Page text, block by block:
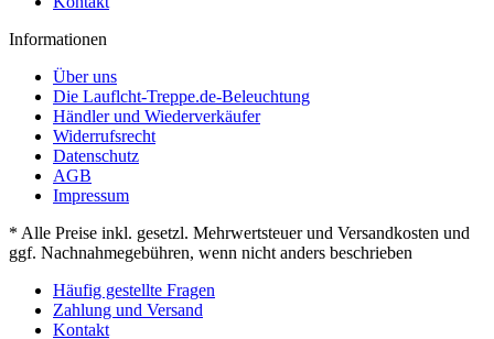
Informationen
Über uns
Die Lauflcht-Treppe.de-Beleuchtung
Händler und Wiederverkäufer
Widerrufsrecht
Datenschutz
AGB
Impressum
* Alle Preise inkl. gesetzl. Mehrwertsteuer und Versandkosten und
ggf. Nachnahmegebühren, wenn nicht anders beschrieben
Häufig gestellte Fragen
Zahlung und Versand
Kontakt